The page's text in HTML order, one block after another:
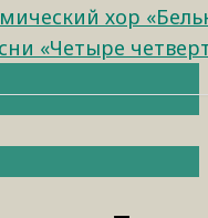
хор
«Четыре